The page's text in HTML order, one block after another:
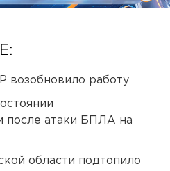
возобновило работу
после атаки БПЛА на
области подтопило